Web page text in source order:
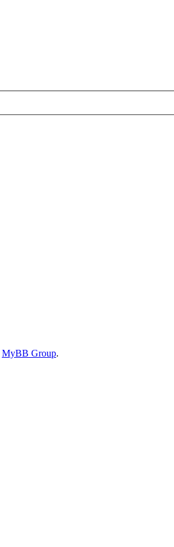
MyBB Group.